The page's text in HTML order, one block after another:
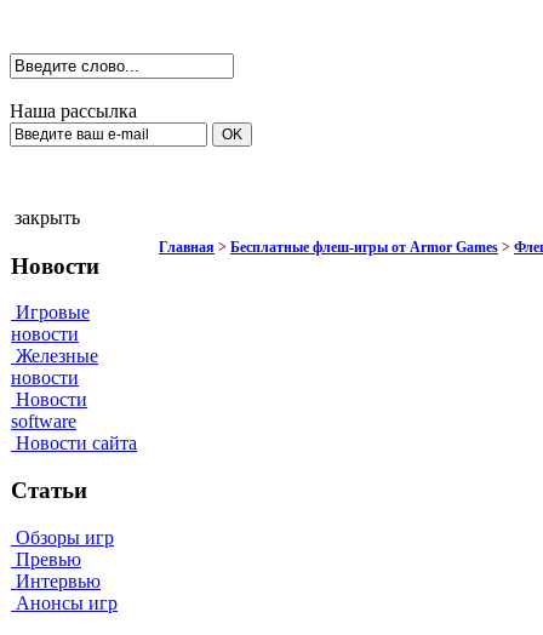
Наша рассылка
закрыть
Новости
Игровые
новости
Железные
новости
Новости
software
Новости сайта
Статьи
Обзоры игр
Превью
Интервью
Анонсы игр
Главная > Бесплатные флеш-игры от Armor Games >